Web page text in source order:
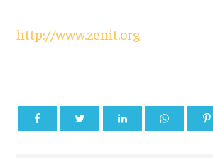
http://www.zenit.org